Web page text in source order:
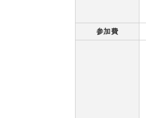
参加費